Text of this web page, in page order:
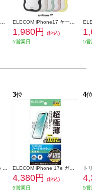
1,980円
(税込)
5営業日
5営
3位
4,380円
(税込)
5営業日
4
5営